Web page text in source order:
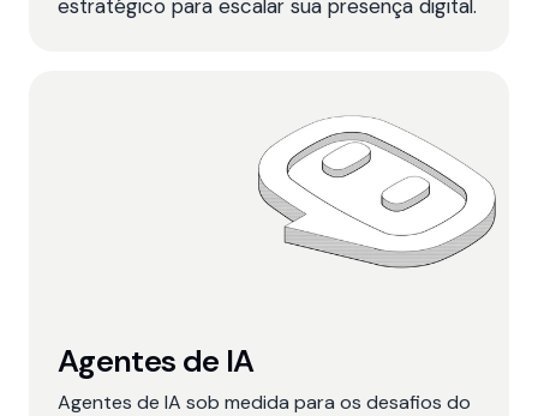
estratégico para escalar sua presença digital.
Agentes de IA
Agentes de IA sob medida para os desafios do